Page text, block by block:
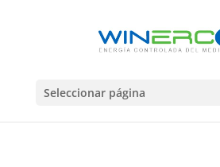
Seleccionar página